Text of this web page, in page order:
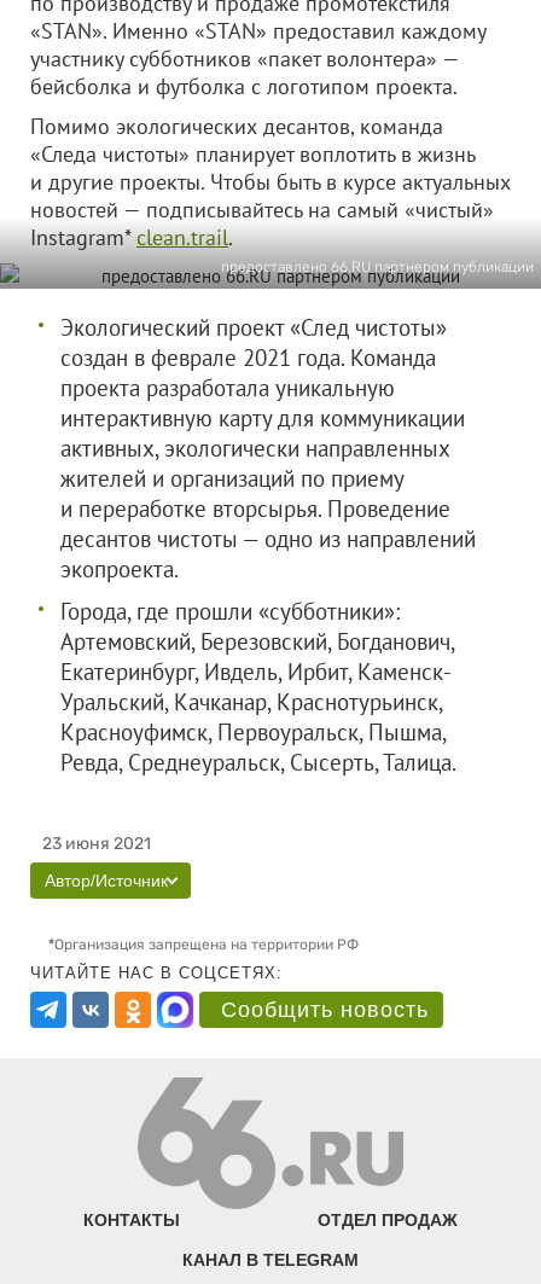
«STAN». Именно «STAN» предоставил каждому
участнику субботников «пакет волонтера» —
бейсболка и футболка с логотипом проекта.
Помимо экологических десантов, команда
«Следа чистоты» планирует воплотить в жизнь
и другие проекты. Чтобы быть в курсе актуальных
новостей — подписывайтесь на самый «чистый»
Instagram*clean.trail.
предоставлено 66.RU партнером публикации
Экологический проект «След чистоты»
создан в феврале 2021 года. Команда
проекта разработала уникальную
интерактивную карту для коммуникации
активных, экологически направленных
жителей и организаций по приему
и переработке вторсырья. Проведение
десантов чистоты — одно из направлений
экопроекта.
Города, где прошли «субботники»:
Артемовский, Березовский, Богданович,
Екатеринбург, Ивдель, Ирбит, Каменск-
Уральский, Качканар, Краснотурьинск,
Красноуфимск, Первоуральск, Пышма,
Ревда, Среднеуральск, Сысерть, Талица.
23 июня 2021
Автор/Источник
*Организация запрещена на территории РФ
ЧИТАЙТЕ НАС В СОЦСЕТЯХ:
Сообщить новость
КОНТАКТЫ ОТДЕЛ ПРОДАЖ
КАНАЛ В TELEGRAM